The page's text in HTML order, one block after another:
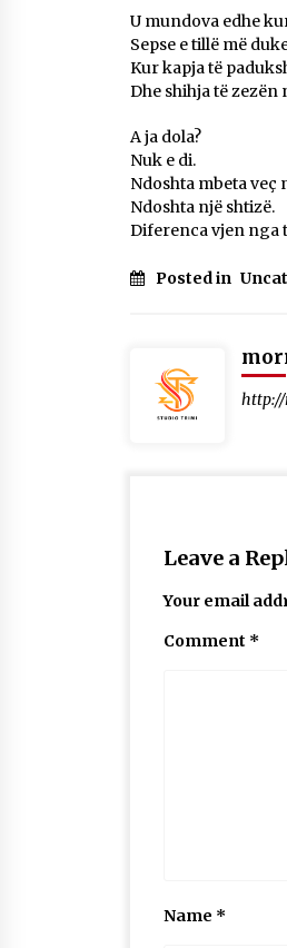
U mundova edhe
Sepse e tillë më
Kur kapja të
Dhe shihja të zezën
A ja dola?
Nuk e di.
Ndoshta mbeta veç
Ndoshta një shtizë.
Diferenca vjen nga
Posted in
Leave a
Your email
Comment *
Name *